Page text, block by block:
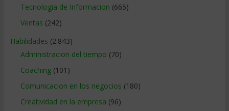
Tecnologia de Informacion (665)
Ventas (242)
Habilidades (2.843)
Administracion del tiempo (70)
Coaching(101)
Comunicacion en los negocios (180)
Creatividad en la empresa (96)